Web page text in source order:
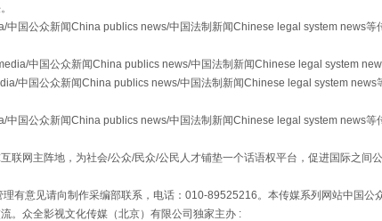
国公众新闻China publics news/中国法制新闻Chinese legal system news等
中国公众新闻China publics news/中国法制新闻Chinese legal system
中国公众新闻China publics news/中国法制新闻Chinese legal system news
国公众新闻China publics news/中国法制新闻Chinese legal system news等
联网主阵地，为社会/公众/民众/公民人才铺垫一个话语权平台，促进国际之间
有意见请向制作采编部联系，电话：010-89525216。本传媒系列网站中国公
。众全影视文化传媒（北京）有限公司独家主办 :